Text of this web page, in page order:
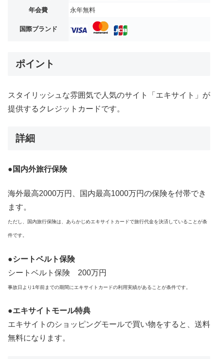
年会費
永年無料
国際ブランド
ポイント
スタイリッシュな雰囲気で人気のサイト「エキサイト」が
提供するクレジットカードです。
詳細
●国内外旅行保険
海外最高2000万円、国内最高1000万円の保険を付帯でき
ます。
ただし、国内旅行保険は、あらかじめエキサイトカードで旅行代金を決済していることが条
件です。
●シートベルト保険
シートベルト保険 200万円
事故日より1年前までの期間にエキサイトカードの利用実績があることが条件です。
●エキサイトモール特典
エキサイトのショッピングモールで買い物をすると、送料
無料になります。